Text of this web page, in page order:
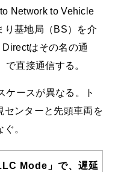
Network to Vehicle
り基地局（BS）を介
はその名の通
直接通信する。
ケースが異なる。ト
センターと先頭車両を
。
Mode」で、遅延